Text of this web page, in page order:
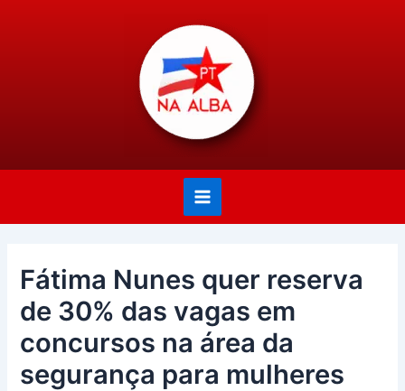
Menu
Fátima Nunes quer reserva
de 30% das vagas em
concursos na área da
segurança para mulheres